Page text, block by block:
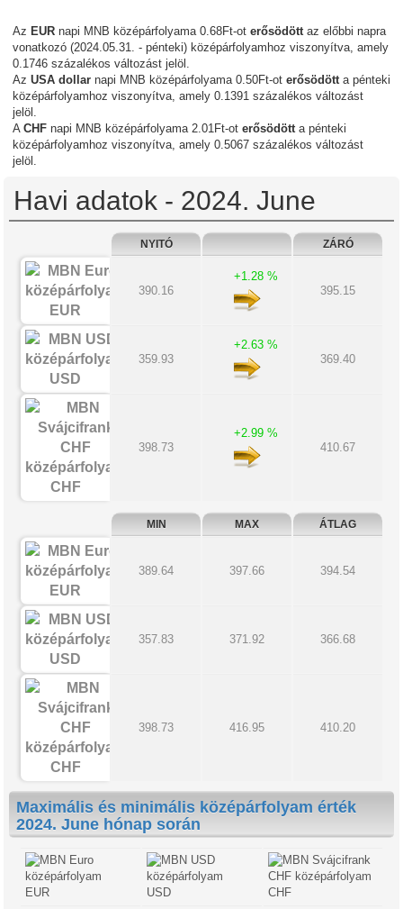
Az EUR napi MNB középárfolyama 0.68Ft-ot erősödött az előbbi napra
vonatkozó (2024.05.31. - pénteki) középárfolyamhoz viszonyítva, amely
0.1746 százalékos változást jelöl.
Az USA dollar napi MNB középárfolyama 0.50Ft-ot erősödött a pénteki
középárfolyamhoz viszonyítva, amely 0.1391 százalékos változást
jelöl.
A CHF napi MNB középárfolyama 2.01Ft-ot erősödött a pénteki
középárfolyamhoz viszonyítva, amely 0.5067 százalékos változást
jelöl.
Havi adatok - 2024. June
NYITÓ ZÁRÓ
EUR
390.16
+1.28 %
395.15
USD
359.93
+2.63 %
369.40
CHF
398.73
+2.99 %
410.67
MIN MAX ÁTLAG
EUR
389.64 397.66 394.54
USD
357.83 371.92 366.68
CHF
398.73 416.95 410.20
Maximális és minimális középárfolyam érték
2024. June hónap során
EUR USD CHF